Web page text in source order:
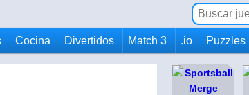
Cocina Divertidos Match 3 .io Puzzles